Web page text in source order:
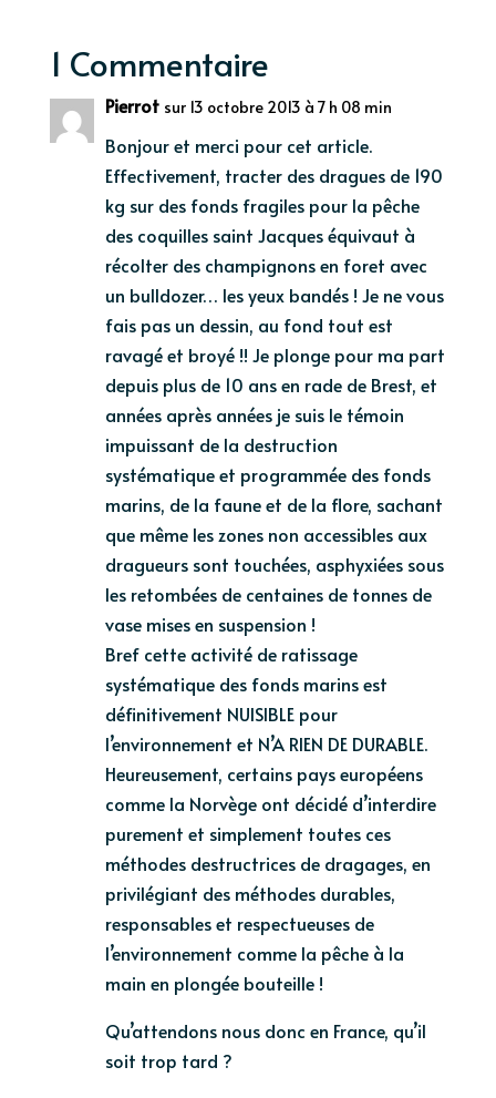
1 Commentaire
Pierrot sur 13 octobre 2013 à 7 h 08 min
Bonjour et merci pour cet article.
Effectivement, tracter des dragues de 190
kg sur des fonds fragiles pour la pêche
des coquilles saint Jacques équivaut à
récolter des champignons en foret avec
un bulldozer… les yeux bandés ! Je ne vous
fais pas un dessin, au fond tout est
ravagé et broyé !! Je plonge pour ma part
depuis plus de 10 ans en rade de Brest, et
années après années je suis le témoin
impuissant de la destruction
systématique et programmée des fonds
marins, de la faune et de la flore, sachant
que même les zones non accessibles aux
dragueurs sont touchées, asphyxiées sous
les retombées de centaines de tonnes de
vase mises en suspension !
Bref cette activité de ratissage
systématique des fonds marins est
définitivement NUISIBLE pour
l’environnement et N’A RIEN DE DURABLE.
Heureusement, certains pays européens
comme la Norvège ont décidé d’interdire
purement et simplement toutes ces
méthodes destructrices de dragages, en
privilégiant des méthodes durables,
responsables et respectueuses de
l’environnement comme la pêche à la
main en plongée bouteille !
Qu’attendons nous donc en France, qu’il
soit trop tard ?